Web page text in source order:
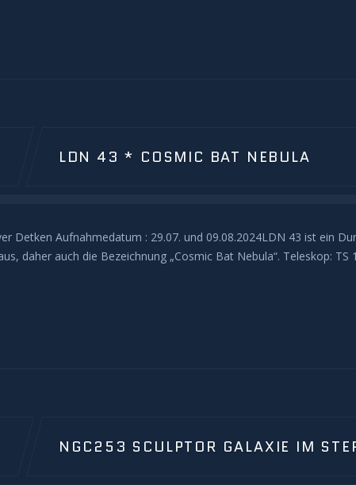
LDN 43 * COSMIC BAT NEBULA
Detken Aufnahmedatum : 29.07. und 09.08.2024LDN 43 ist ein
daher auch die Bezeichnung „Cosmic Bat Nebula“. Teleskop:
NGC253 SCULPTOR GALAXIE IM